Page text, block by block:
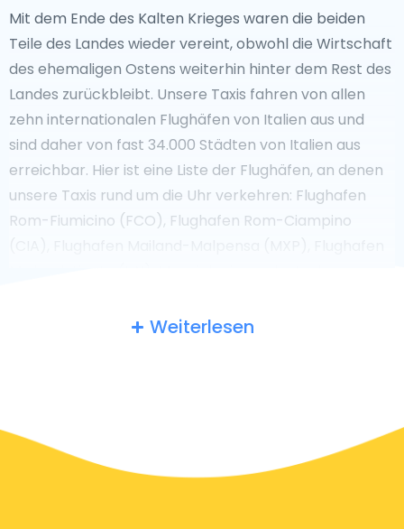
Mit dem Ende des Kalten Krieges waren die beiden
Teile des Landes wieder vereint, obwohl die Wirtschaft
des ehemaligen Ostens weiterhin hinter dem Rest des
Landes zurückbleibt. Unsere Taxis fahren von allen
zehn internationalen Flughäfen von Italien aus und
sind daher von fast 34.000 Städten von Italien aus
erreichbar. Hier ist eine Liste der Flughäfen, an denen
unsere Taxis rund um die Uhr verkehren: Flughafen
Rom-Fiumicino (FCO), Flughafen Rom-Ciampino
Siniscola erwarten ein Trinkgeld von mindestens 10%.
Weiterlesen